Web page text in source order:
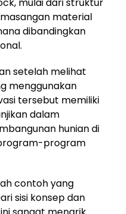
material
dibandingkan
setelah melihat
menggunakan
tersebut memiliki
dalam
hunian di
program
contoh yang
sisi konsep dan